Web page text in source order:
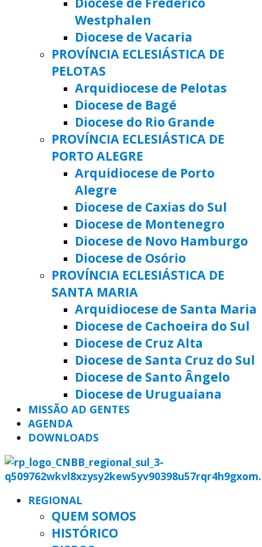
Westphalen
Diocese de Vacaria
PROVÍNCIA ECLESIÁSTICA DE
PELOTAS
Arquidiocese de Pelotas
Diocese de Bagé
Diocese do Rio Grande
PROVÍNCIA ECLESIÁSTICA DE
PORTO ALEGRE
Arquidiocese de Porto
Alegre
Diocese de Caxias do Sul
Diocese de Montenegro
Diocese de Novo Hamburgo
Diocese de Osório
PROVÍNCIA ECLESIÁSTICA DE
SANTA MARIA
Arquidiocese de Santa Maria
Diocese de Cachoeira do Sul
Diocese de Cruz Alta
Diocese de Santa Cruz do Sul
Diocese de Santo Ângelo
Diocese de Uruguaiana
MISSÃO AD GENTES
AGENDA
DOWNLOADS
REGIONAL
QUEM SOMOS
HISTÓRICO